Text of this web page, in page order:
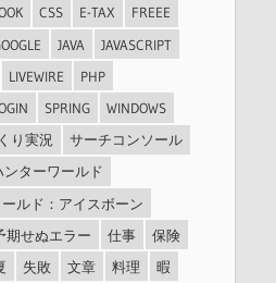
CSS E-TAX
FREEE
JAVA
JAVASCRIPT
LIVEWIRE
PHP
SPRING
WINDOWS
り実況
サーチコンソール
ターワールド
ルド：アイスボーン
期せぬエラー 仕事
保険
失敗 文章 料理
暇